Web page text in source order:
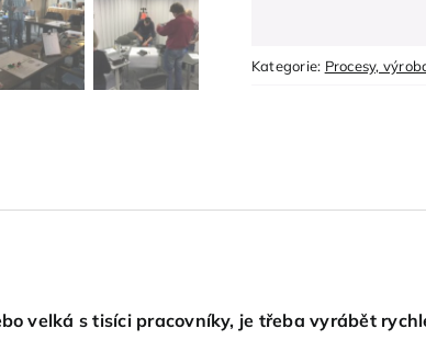
Kategorie: Procesy,
velká s tisíci pracovníky, je třeba vyrábět